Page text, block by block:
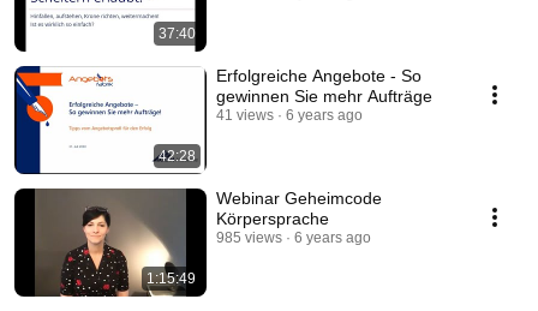
37:40
42:28
Erfolgreiche Angebote - So
gewinnen Sie mehr Aufträge
41 views 6 years ago
1:15:49
Webinar Geheimcode
Körpersprache
985 views 6 years ago